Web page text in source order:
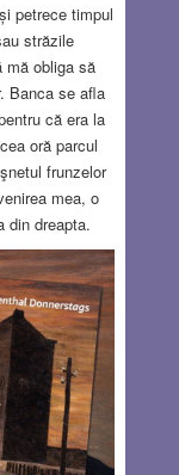
petrece timpul
străzile
mă obliga să
Banca se afla
că era la
oră parcul
frunzelor
mea, o
din dreapta.
Simţea
din care se
acasă nu se
se joace, o
„de ce…?”
tot de o
apropiată